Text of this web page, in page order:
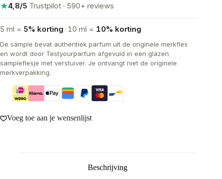
★4,8/5 Trustpilot · 590+ reviews
5 ml = 5% korting · 10 ml = 10% korting
De sample bevat authentiek parfum uit de originele merkfles
en wordt door Testyourparfum afgevuld in een glazen
sampleflesje met verstuiver. Je ontvangt niet de originele
merkverpakking.
Voeg toe aan je wensenlijst
Beschrijving